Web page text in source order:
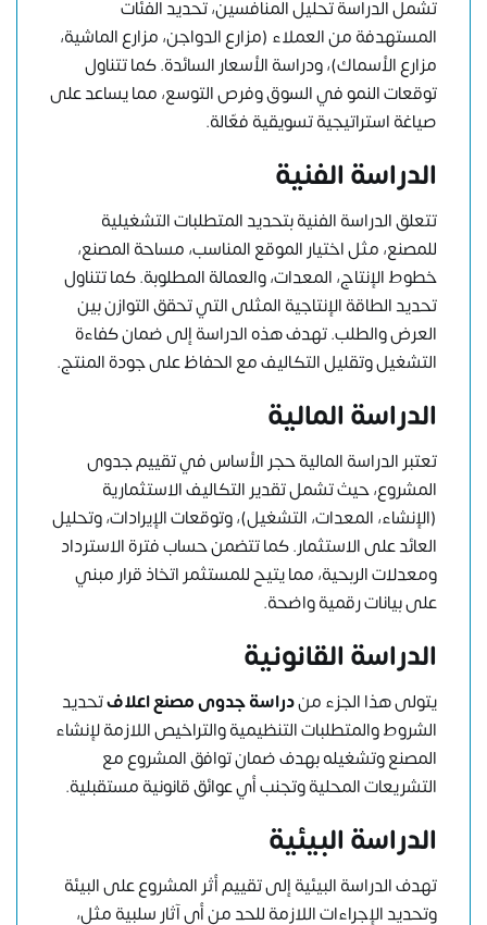
تشمل الدراسة تحليل المنافسين، تحديد الفئات
المستهدفة من العملاء (مزارع الدواجن، مزارع الماشية،
مزارع الأسماك)، ودراسة الأسعار السائدة. كما تتناول
توقعات النمو في السوق وفرص التوسع، مما يساعد على
صياغة استراتيجية تسويقية فعّالة.
الدراسة الفنية
تتعلق الدراسة الفنية بتحديد المتطلبات التشغيلية
للمصنع، مثل اختيار الموقع المناسب، مساحة المصنع،
خطوط الإنتاج، المعدات، والعمالة المطلوبة. كما تتناول
تحديد الطاقة الإنتاجية المثلى التي تحقق التوازن بين
العرض والطلب. تهدف هذه الدراسة إلى ضمان كفاءة
التشغيل وتقليل التكاليف مع الحفاظ على جودة المنتج.
الدراسة المالية
تعتبر الدراسة المالية حجر الأساس في تقييم جدوى
المشروع، حيث تشمل تقدير التكاليف الاستثمارية
(الإنشاء، المعدات، التشغيل)، وتوقعات الإيرادات، وتحليل
العائد على الاستثمار. كما تتضمن حساب فترة الاسترداد
ومعدلات الربحية، مما يتيح للمستثمر اتخاذ قرار مبني
على بيانات رقمية واضحة.
الدراسة القانونية
يتولى هذا الجزء مندراسة جدوى مصنع اعلافتحديد
الشروط والمتطلبات التنظيمية والتراخيص اللازمة لإنشاء
المصنع وتشغيله بهدف ضمان توافق المشروع مع
التشريعات المحلية وتجنب أي عوائق قانونية مستقبلية.
الدراسة البيئية
تهدف الدراسة البيئية إلى تقييم أثر المشروع على البيئة
وتحديد الإجراءات اللازمة للحد من أي آثار سلبية مثل،